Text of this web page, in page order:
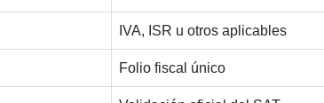
IVA, ISR u otros aplicables
Folio fiscal único